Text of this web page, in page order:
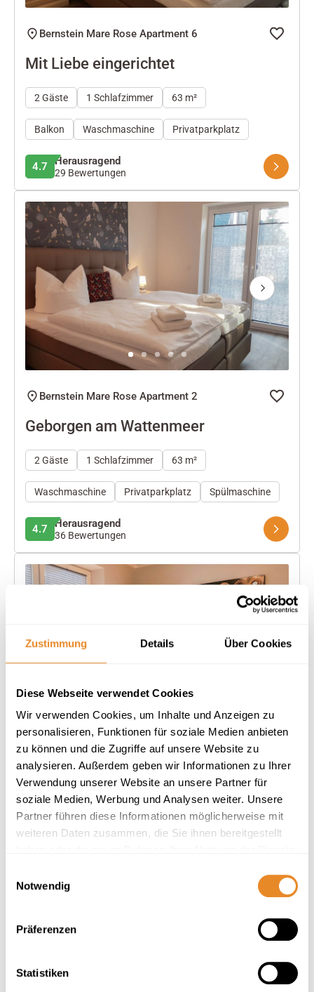
Zustimmung Details Über Cookies
Diese Webseite verwendet Cookies
Wir verwenden Cookies, um Inhalte und Anzeigen zu
personalisieren, Funktionen für soziale Medien anbieten
zu können und die Zugriffe auf unsere Website zu
analysieren. Außerdem geben wir Informationen zu Ihrer
Verwendung unserer Website an unsere Partner für
soziale Medien, Werbung und Analysen weiter. Unsere
Partner führen diese Informationen möglicherweise mit
weiteren Daten zusammen, die Sie ihnen bereitgestellt
Notwendig
Präferenzen
Statistiken
Bernstein Mare Rose Apartment 6
Mit Liebe eingerichtet
2 Gäste 1 Schlafzimmer 63 m²
Balkon Waschmaschine Privatparkplatz
4.7 Herausragend
29 Bewertungen
Next
Bernstein Mare Rose Apartment 2
Geborgen am Wattenmeer
2 Gäste 1 Schlafzimmer 63 m²
Waschmaschine Privatparkplatz Spülmaschine
4.7 Herausragend
36 Bewertungen
Bernstein Mare Rose Apartment 5
Meer für alle Generationen
4 Gäste 2 Schlafzimmer 92 m²
4.7 Herausragend